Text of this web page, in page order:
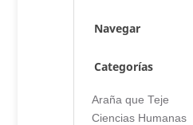
Navegar
Categorías
Araña que Teje
Ciencias Humanas